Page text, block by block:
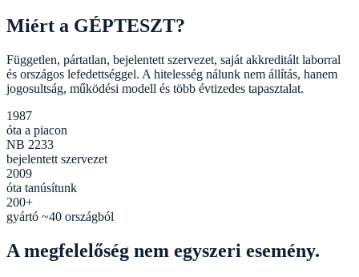
Miért a GÉPTESZT?
Független, pártatlan, bejelentett szervezet, saját akkreditált laborral
és országos lefedettséggel. A hitelesség nálunk nem állítás, hanem
jogosultság, működési modell és több évtizedes tapasztalat.
1987
óta a piacon
NB 2233
bejelentett szervezet
2009
óta tanúsítunk
200+
gyártó ~40 országból
A megfelelőség nem egyszeri esemény.